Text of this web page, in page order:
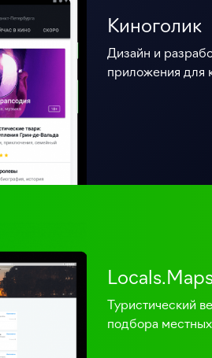
Киноголик
Дизайн и
приложения для
Туристический
подбора